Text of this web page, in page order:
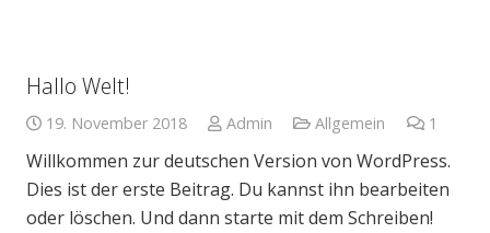
Hallo Welt!
19. November 2018 Admin Allgemein 1
Willkommen zur deutschen Version von WordPress.
Dies ist der erste Beitrag. Du kannst ihn bearbeiten
oder löschen. Und dann starte mit dem Schreiben!